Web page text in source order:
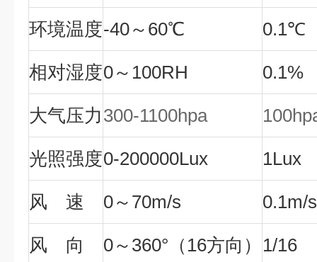
环境温度-40～60℃ 0.1℃
相对湿度0～100RH 0.1%
大气压力 300-1100hpa
光照强度0-200000Lux 1Lux
风 速 0～70m/s 0.1m/s
风 向 0～360°（16方向） 1/16